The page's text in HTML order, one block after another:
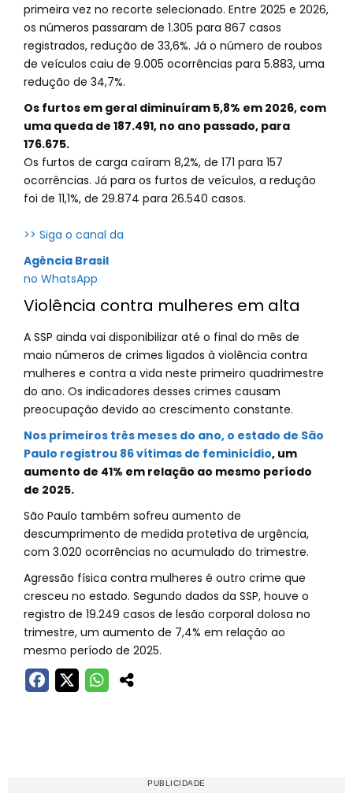
primeira vez no recorte selecionado. Entre 2025 e 2026,
os números passaram de 1.305 para 867 casos
registrados, redução de 33,6%. Já o número de roubos
de veículos caiu de 9.005 ocorrências para 5.883, uma
redução de 34,7%.
Os furtos em geral diminuíram 5,8% em 2026, com
uma queda de 187.491, no ano passado, para
176.675.
Os furtos de carga caíram 8,2%, de 171 para 157
ocorrências. Já para os furtos de veículos, a redução
foi de 11,1%, de 29.874 para 26.540 casos.
>> Siga o canal da
Agência Brasil
no WhatsApp
Violência contra mulheres em alta
A SSP ainda vai disponibilizar até o final do mês de
maio números de crimes ligados à violência contra
mulheres e contra a vida neste primeiro quadrimestre
do ano. Os indicadores desses crimes causam
preocupação devido ao crescimento constante.
Nos primeiros três meses do ano, o estado de São
Paulo registrou 86 vítimas de feminicídio, um
aumento de 41% em relação ao mesmo período
de 2025.
São Paulo também sofreu aumento de
descumprimento de medida protetiva de urgência,
com 3.020 ocorrências no acumulado do trimestre.
Agressão física contra mulheres é outro crime que
cresceu no estado. Segundo dados da SSP, houve o
registro de 19.249 casos de lesão corporal dolosa no
trimestre, um aumento de 7,4% em relação ao
mesmo período de 2025.